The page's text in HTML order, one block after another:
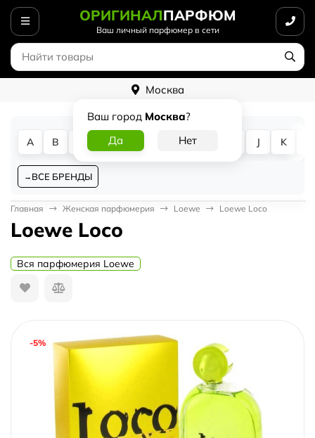
ОРИГИНАЛПАРФЮМ
Ваш личный парфюмер в сети
Москва
Ваш город Москва?
A B D G J K
ВСЕ БРЕНДЫ
Главная Женская парфюмерия Loewe Loewe Loco
Loewe Loco
Вся парфюмерия Loewe
-5%